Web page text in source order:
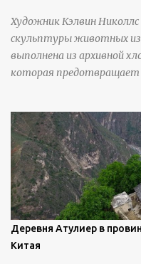
Художник Кэлвин
скульптуры животных
выполнена из архивной
которая
инструменты для
вылепить каждую
https://calvinnicholls.com/
Деревня Атулиер в
Китая